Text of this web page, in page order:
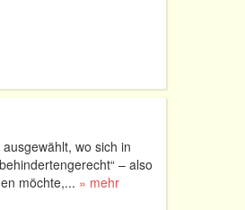
wo sich in
– also
möchte,... » mehr